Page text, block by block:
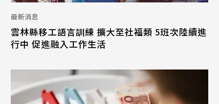
最新消息
雲林縣移工語言訓練 擴大至社福類 5班次陸續進
行中 促進融入工作生活